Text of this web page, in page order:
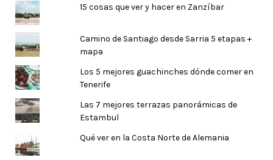
15 cosas que ver y hacer en Zanzíbar
Camino de Santiago desde Sarria 5 etapas +
mapa
Los 5 mejores guachinches dónde comer en
Tenerife
Las 7 mejores terrazas panorámicas de
Estambul
Qué ver en la Costa Norte de Alemania